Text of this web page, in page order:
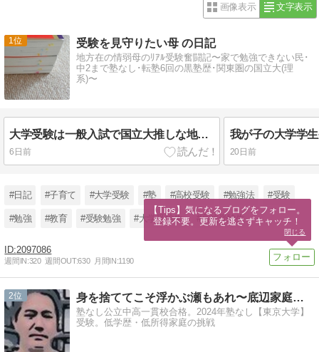
画像表示 文字表示
1 受験を見守りたい母 の日記
地方在の情弱母のﾘｱﾙ受験奮闘記〜家で勉強できない民･
中2まで塾なし･転塾6回の黒塾歴･関東圏の国立大(理
系)〜
大学受験は一般入試で国立大推しな地方の県内トップ公立高校の大学入試の主な出願先とその結果とは?
6日前 20日前
#日記 #子育て #大学受験 #塾 #高校受験 #勉強法 #受験
#勉強 #教育 #受験勉強 #大学受験生 #高校受験生
2097086
週間IN:320 週間OUT:630 月間IN:1190
2 身を捨ててこそ浮かぶ瀬もあれ〜底辺家庭の東大受験〜
塾なし公立中高一貫校合格。2024年塾なし【東京大学】
受験。低学歴・低所得家庭の挑戦
【Tips】気になるブログをフォロー。
登録不要。更新を逃さずキャッチ！
閉じる